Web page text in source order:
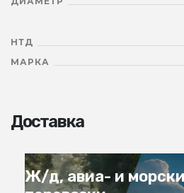
НТД
МАРКА
Доставка
Ж/д, авиа- и